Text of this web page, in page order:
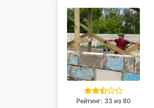
Рейтинг: 33 из 80